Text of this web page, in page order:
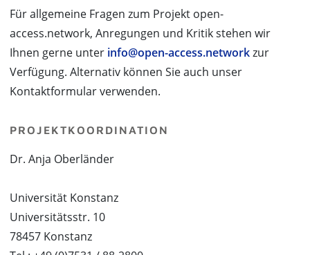
Für allgemeine Fragen zum Projekt open-
access.network, Anregungen und Kritik stehen wir
Ihnen gerne unter info@open-access.networkzur
Verfügung. Alternativ können Sie auch unser
Kontaktformular verwenden.
PROJEKTKOORDINATION
Dr. Anja Oberländer
Universität Konstanz
Universitätsstr. 10
78457 Konstanz